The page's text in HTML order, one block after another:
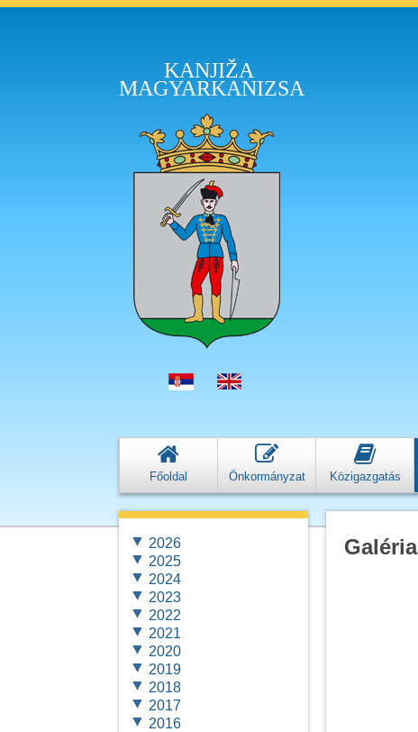
KANJIŽA
MAGYARKANIZSA
Főoldal Önkormányzat Közigazgatás
2026
2025
2024
2023
2022
2021
2020
2019
2018
2017
2016
Galéria